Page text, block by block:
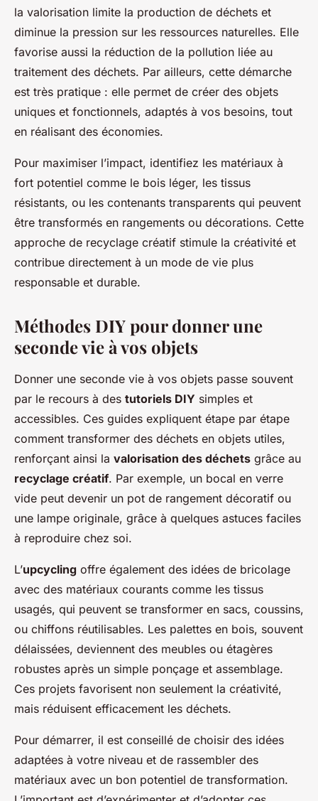
la valorisation limite la production de déchets et
diminue la pression sur les ressources naturelles. Elle
favorise aussi la réduction de la pollution liée au
traitement des déchets. Par ailleurs, cette démarche
est très pratique : elle permet de créer des objets
uniques et fonctionnels, adaptés à vos besoins, tout
en réalisant des économies.
Pour maximiser l’impact, identifiez les matériaux à
fort potentiel comme le bois léger, les tissus
résistants, ou les contenants transparents qui peuvent
être transformés en rangements ou décorations. Cette
approche de recyclage créatif stimule la créativité et
contribue directement à un mode de vie plus
responsable et durable.
Méthodes DIY pour donner une
seconde vie à vos objets
Donner une seconde vie à vos objets passe souvent
par le recours à des tutoriels DIY simples et
accessibles. Ces guides expliquent étape par étape
comment transformer des déchets en objets utiles,
renforçant ainsi la valorisation des déchets grâce au
recyclage créatif. Par exemple, un bocal en verre
vide peut devenir un pot de rangement décoratif ou
une lampe originale, grâce à quelques astuces faciles
à reproduire chez soi.
L’upcycling offre également des idées de bricolage
avec des matériaux courants comme les tissus
usagés, qui peuvent se transformer en sacs, coussins,
ou chiffons réutilisables. Les palettes en bois, souvent
délaissées, deviennent des meubles ou étagères
robustes après un simple ponçage et assemblage.
Ces projets favorisent non seulement la créativité,
mais réduisent efficacement les déchets.
Pour démarrer, il est conseillé de choisir des idées
adaptées à votre niveau et de rassembler des
matériaux avec un bon potentiel de transformation.